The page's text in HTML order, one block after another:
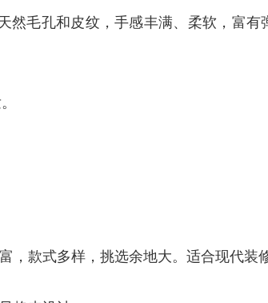
毛孔和皮纹，手感丰满、柔软，富
款式多样，挑选余地大。适合现代装修